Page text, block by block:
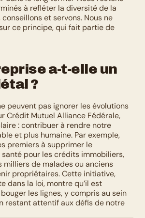
à refléter la diversité de la
et servons. Nous ne
ce principe, qui fait partie de
a-t-elle un
?
peuvent pas ignorer les évolutions
Crédit Mutuel Alliance Fédérale,
: contribuer à rendre notre
et plus humaine. Par exemple,
premiers à supprimer le
pour les crédits immobiliers,
milliers de malades ou anciens
propriétaires. Cette initiative,
dans la loi, montre qu’il est
les lignes, y compris au sein
restant attentif aux défis de notre